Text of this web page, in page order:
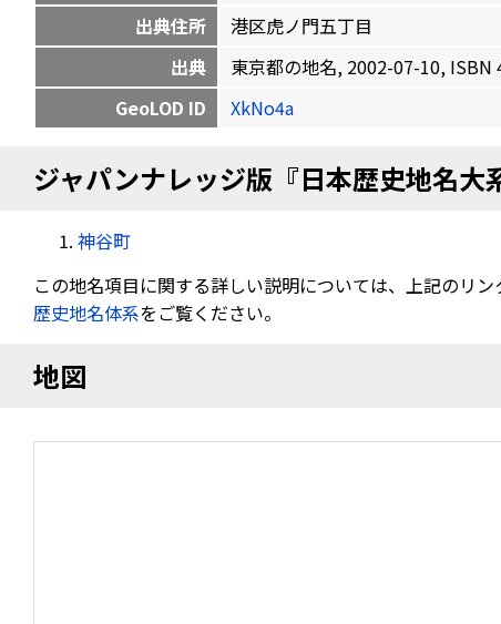
出典住所
港区虎ノ門五丁目
出典
東京都の地名, 2002-07-10, ISBN
GeoLOD ID
XkNo4a
ジャパンナレッジ版『日本歴史地名大
神谷町
この地名項目に関する詳しい説明については、上記のリ
歴史地名体系をご覧ください。
地図